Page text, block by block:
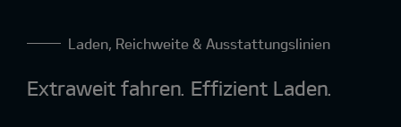
Laden, Reichweite & Ausstattungslinien
Extraweit fahren. Effizient Laden.